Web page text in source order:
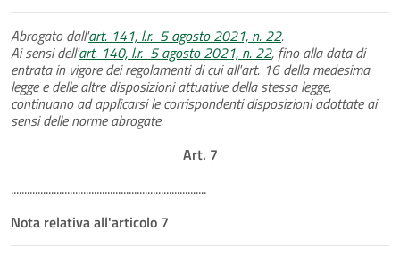
Abrogato dall'art. 141, l.r. 5 agosto 2021, n. 22.
Ai sensi dell'art. 140, l.r. 5 agosto 2021, n. 22, fino alla data di
entrata in vigore dei regolamenti di cui all'art. 16 della medesima
legge e delle altre disposizioni attuative della stessa legge,
continuano ad applicarsi le corrispondenti disposizioni adottate ai
sensi delle norme abrogate.
Art. 7
.........................................................................
Nota relativa all'articolo 7